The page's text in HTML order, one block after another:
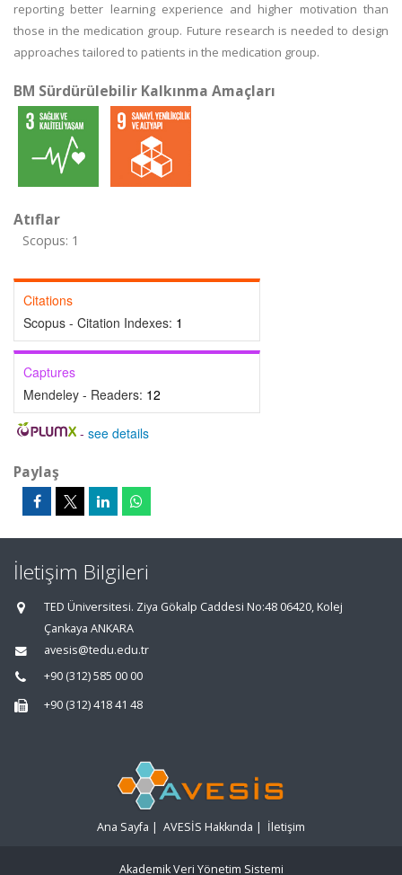
reporting better learning experience and higher motivation than
those in the medication group. Future research is needed to design
approaches tailored to patients in the medication group.
BM Sürdürülebilir Kalkınma Amaçları
Atıflar
Scopus: 1
Citations
Scopus - Citation Indexes: 1
Captures
Mendeley - Readers: 12
- see details
Paylaş
İletişim Bilgileri
TED Üniversitesi. Ziya Gökalp Caddesi No:48 06420, Kolej
Çankaya ANKARA
avesis@tedu.edu.tr
+90 (312) 585 00 00
+90 (312) 418 41 48
Ana Sayfa | AVESİS Hakkında | İletişim
Akademik Veri Yönetim Sistemi